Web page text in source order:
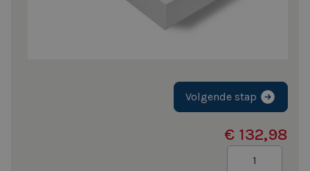
Volgende stap
€ 132,98